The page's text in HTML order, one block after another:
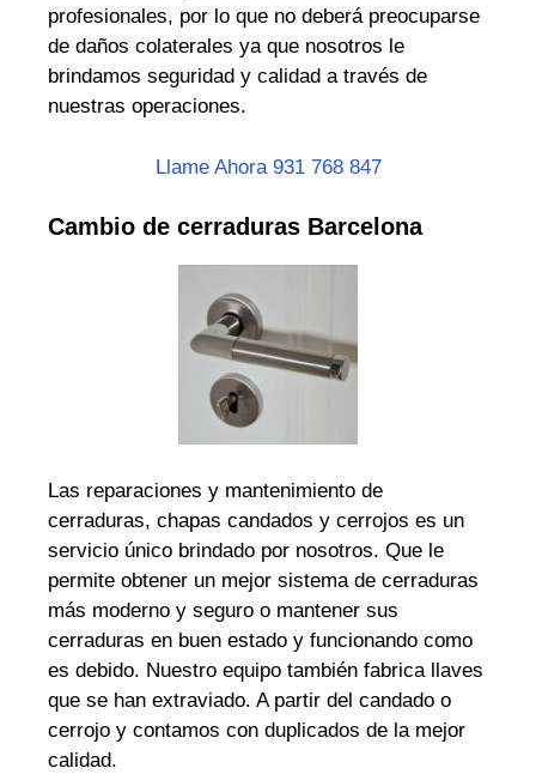
profesionales, por lo que no deberá preocuparse
de daños colaterales ya que nosotros le
brindamos seguridad y calidad a través de
nuestras operaciones.
Llame Ahora 931 768 847
Cambio de cerraduras Barcelona
Las reparaciones y mantenimiento de
cerraduras, chapas candados y cerrojos es un
servicio único brindado por nosotros. Que le
permite obtener un mejor sistema de cerraduras
más moderno y seguro o mantener sus
cerraduras en buen estado y funcionando como
es debido. Nuestro equipo también fabrica llaves
que se han extraviado. A partir del candado o
cerrojo y contamos con duplicados de la mejor
calidad.